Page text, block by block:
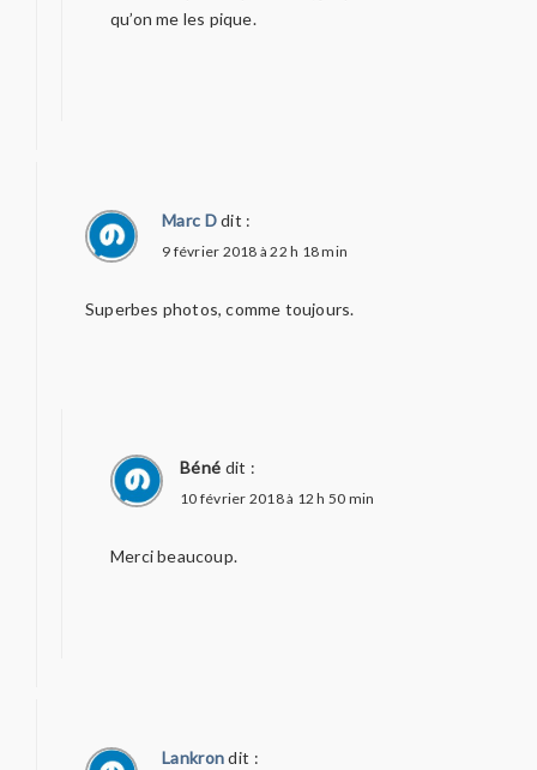
qu’on me les pique.
Marc Ddit :
9 février 2018 à 22 h 18 min
Superbes photos, comme toujours.
Béné dit :
10 février 2018 à 12 h 50 min
Merci beaucoup.
Lankron dit :